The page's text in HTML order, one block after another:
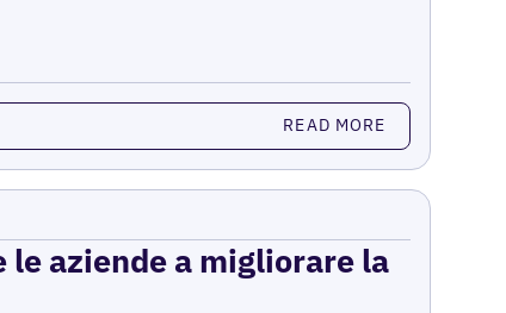
READ MORE
aziende a migliorare la